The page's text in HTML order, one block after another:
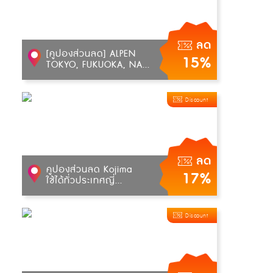
ลด
15%
[คูปองส่วนลด] ALPEN
TOKYO, FUKUOKA, NA...
ลด
17%
Discount
คูปองส่วนลด Kojima
ใช้ได้ทั่วประเทศญี่...
Discount